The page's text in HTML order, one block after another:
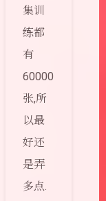
集训
练都
有
60000
张,所
以最
好还
是弄
多点.